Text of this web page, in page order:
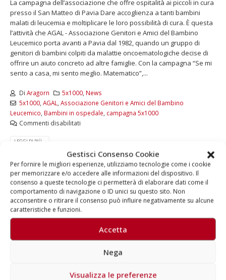
Gestisci Consenso Cookie
Per fornire le migliori esperienze, utilizziamo tecnologie come i cookie
per memorizzare e/o accedere alle informazioni del dispositivo. Il
consenso a queste tecnologie ci permetterà di elaborare dati come il
comportamento di navigazione o ID unici su questo sito. Non
acconsentire o ritirare il consenso può influire negativamente su alcune
caratteristiche e funzioni.
Accetta
Nega
Visualizza le preferenze
La campagna dell’associazione che offre ospitalità ai piccoli in cura
presso il San Matteo di Pavia Dare accoglienza a tanti bambini
malati di leucemia e moltiplicare le loro possibilità di cura. È questa
l’attività che AGAL - Associazione Genitori e Amici del Bambino
Leucemico porta avanti a Pavia dal 1982, quando un gruppo di
genitori di bambini colpiti da malattie oncoematologiche decise di
offrire un aiuto concreto ad altre famiglie. Con la campagna “Se mi
sento a casa, mi sento meglio. Matematico”,...
Di Aragorn 5x1000 News
5x1000, AGAL
Associazione Genitori e Amici del Bambino
Leucemico Bambini in ospedale campagna 5x1000
Commenti disabilitati
LEGGI DI PIÙ...